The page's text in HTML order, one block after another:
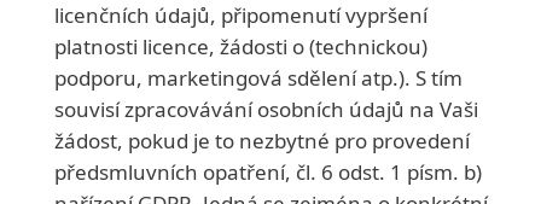
licenčních údajů, připomenutí vypršení
platnosti licence, žádosti o (technickou)
podporu, marketingová sdělení atp.). S tím
souvisí zpracovávání osobních údajů na Vaši
žádost, pokud je to nezbytné pro provedení
předsmluvních opatření, čl. 6 odst. 1 písm. b)